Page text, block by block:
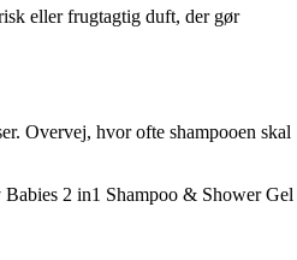
eller frugtagtig duft, der gør
Overvej, hvor ofte shampooen skal
2 in1 Shampoo & Shower Gel